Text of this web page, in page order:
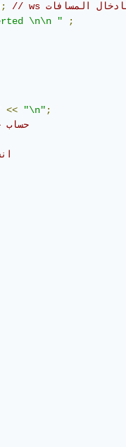
\n\n "
;
<< "\n" ;
//